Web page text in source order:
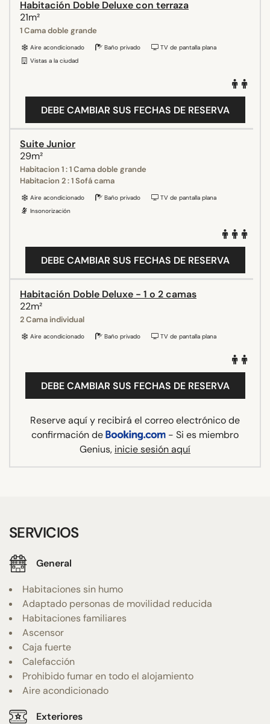
Habitación Doble Deluxe con terraza
21m²
1 Cama doble grande
Aire acondicionado Baño privado
TV de pantalla plana
Vistas a la ciudad
DEBE CAMBIAR SUS FECHAS DE RESERVA
Suite Junior
29m²
Habitacion 1 : 1 Cama doble grande
Habitacion 2 : 1 Sofá cama
Aire acondicionado Baño privado
TV de pantalla plana
Insonorización
DEBE CAMBIAR SUS FECHAS DE RESERVA
Habitación Doble Deluxe - 1 o 2 camas
22m²
2 Cama individual
Aire acondicionado Baño privado TV de pantalla plana
DEBE CAMBIAR SUS FECHAS DE RESERVA
Reserve aquí y recibirá el correo electrónico de
confirmación de
- Si es miembro
Genius, inicie sesión aquí
SERVICIOS
General
Habitaciones sin humo
Adaptado personas de movilidad reducida
Habitaciones familiares
Ascensor
Caja fuerte
Calefacción
Prohibido fumar en todo el alojamiento
Aire acondicionado
Exteriores